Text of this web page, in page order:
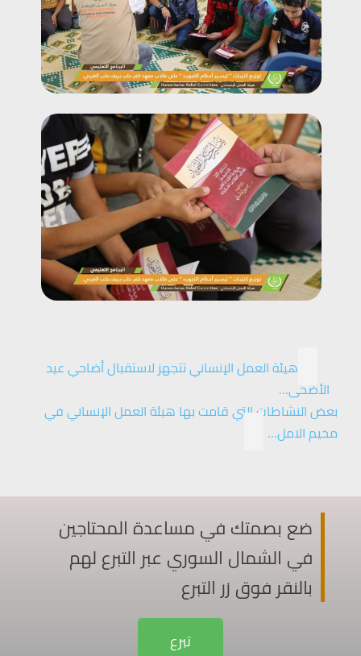
هيئة العمل الإنساني تتجهز لاستقبال أضاحي عيد
الأضحى…
بعض النشاطات التي قامت بها هيئة العمل الإنساني في
مخيم الامل…
ضع بصمتك في مساعدة المحتاجين
في الشمال السوري عبر التبرع لهم
بالنقر فوق زر التبرع
تبرع